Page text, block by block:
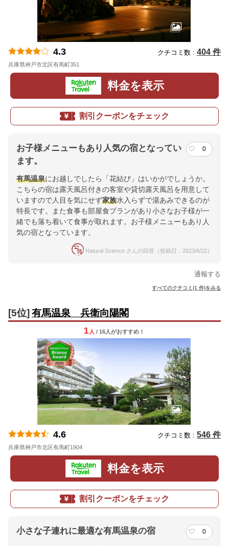
4.3 クチコミ数 : 404 件
兵庫県神戸市北区有馬町351
料金を表示
割引クーポンをチェック
お子様メニューもあり人気の宿となってい
ます。
0
有馬温泉にお越しでしたら「花結び」はいかがでしょうか。
こちらの宿は露天風呂付きの客室や貸切露天風呂を用意して
いますので人目を気にせず家族水入らずで湯あみできるのが
特長です。また食事も部屋食プランがあり小さなお子様が一
緒でも落ち着いて食事が取れます。お子様メニューもあり人
気の宿となっています。
Natural Science さんの回答（投稿日：2023/6/22）
通報する
すべてのクチコミ(1 件)をみる
[5位] 有馬温泉 兵衛向陽閣
1 人 / 16人がおすすめ！
4.6 クチコミ数 : 546 件
兵庫県神戸市北区有馬町1904
料金を表示
割引クーポンをチェック
小さな子連れに最適な有馬温泉の宿 0